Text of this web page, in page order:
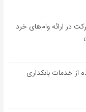
در ارائه وام‌های خرد
از خدمات بانکداری